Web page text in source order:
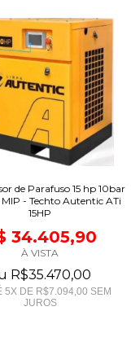
de Parafuso 15 hp 10bar
- Techto Autentic ATi
15HP
34.405,90
À VISTA
R$35.470,00
5X DE R$7.094,00 SEM
JUROS